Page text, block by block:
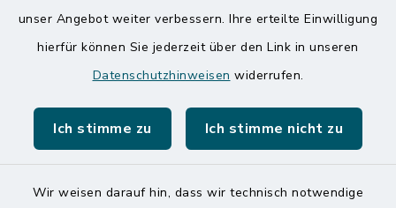
unser Angebot weiter verbessern. Ihre erteilte Einwilligung
hierfür können Sie jederzeit über den Link in unseren
Datenschutzhinweisen widerrufen.
Ich stimme zu Ich stimme nicht zu
Wir weisen darauf hin, dass wir technisch notwendige
Amt Mitteldithmarschen
Speicherkoog Meldorfer Koog